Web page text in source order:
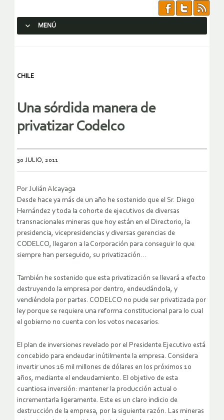
MENÚ
CHILE
Una sórdida manera de
privatizar Codelco
30 JULIO, 2011
Por Julián Alcayaga
Desde hace ya más de un año he sostenido que el Sr. Diego
Hernández y toda la cohorte de ejecutivos de diversas
transnacionales mineras que hoy están en el Directorio, la
presidencia, vicepresidencias y diversas gerencias de
CODELCO, llegaron a la Corporación para conseguir lo que
siempre han perseguido, su privatización…
También he sostenido que esta privatización se llevará a efecto
destruyendo la empresa por dentro, endeudándola, y
vendiéndola por partes. CODELCO no pude ser privatizada por
ley porque se requiere una reforma constitucional para lo cual
el gobierno no cuenta con los votos necesarios.
El plan de inversiones revelado por el Presidente Ejecutivo está
concebido para endeudar inútilmente la empresa. Considera
invertir unos 16 mil millones de dólares en los próximos 10
años, mediante el endeudamiento. El objetivo de esta
cuantiosa inversión: mantener la producción actual o
incrementarla ligeramente. Este es un claro indicio de
destrucción de la empresa, por la siguiente razón. Las mineras